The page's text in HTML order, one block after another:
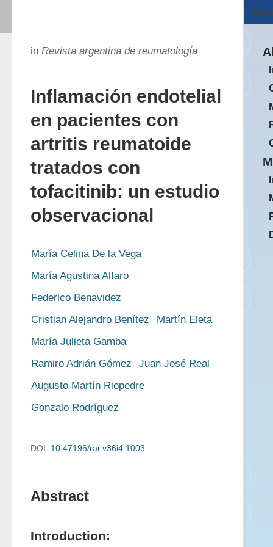
in Revista argentina de reumatología
Inflamación endotelial
en pacientes con
artritis reumatoide
tratados con
tofacitinib: un estudio
observacional
María Celina De la Vega
María Agustina Alfaro
Federico Benavidez
Cristian Alejandro Benítez
Martín Eleta
María Julieta Gamba
Ramiro Adrián Gómez
Juan José Real
Augusto Martín Riopedre
Gonzalo Rodríguez
DOI: 10.47196/rar.v36i4.1003
Abstract
Introduction: